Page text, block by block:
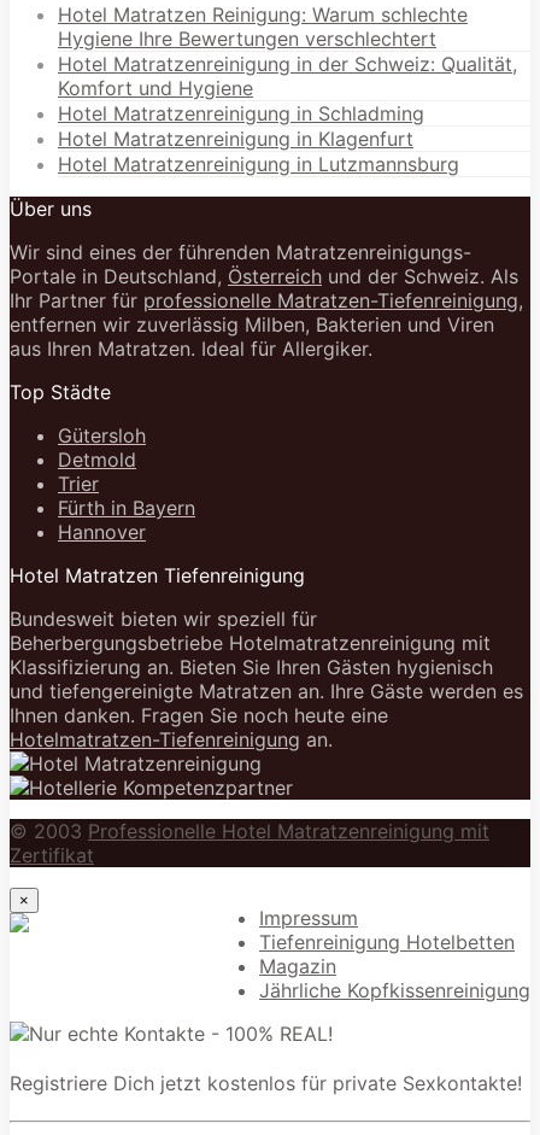
Hotel Matratzen Reinigung: Warum schlechte
Hygiene Ihre Bewertungen verschlechtert
Hotel Matratzenreinigung in der Schweiz: Qualität,
Komfort und Hygiene
Hotel Matratzenreinigung in Schladming
Hotel Matratzenreinigung in Klagenfurt
Hotel Matratzenreinigung in Lutzmannsburg
Über uns
Wir sind eines der führenden Matratzenreinigungs-
Portale in Deutschland, Österreich und der Schweiz. Als
Ihr Partner für professionelle Matratzen-Tiefenreinigung,
entfernen wir zuverlässig Milben, Bakterien und Viren
aus Ihren Matratzen. Ideal für Allergiker.
Top Städte
Gütersloh
Detmold
Trier
Fürth in Bayern
Hannover
Hotel Matratzen Tiefenreinigung
Bundesweit bieten wir speziell für
Beherbergungsbetriebe Hotelmatratzenreinigung mit
Klassifizierung an. Bieten Sie Ihren Gästen hygienisch
und tiefengereinigte Matratzen an. Ihre Gäste werden es
Ihnen danken. Fragen Sie noch heute eine
Hotelmatratzen-Tiefenreinigung an.
© 2003 Professionelle Hotel Matratzenreinigung mit
Zertifikat
Impressum
Tiefenreinigung Hotelbetten
Magazin
Jährliche Kopfkissenreinigung
×
Registriere Dich jetzt kostenlos für private Sexkontakte!